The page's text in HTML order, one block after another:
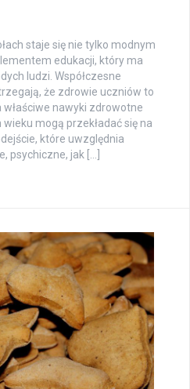
staje się nie tylko modnym
edukacji, który ma
ludzi. Współczesne
że zdrowie uczniów to
nawyki zdrowotne
mogą przekładać się na
które uwzględnia
psychiczne, jak […]